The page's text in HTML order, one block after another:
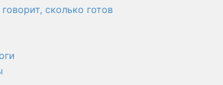
сколько готов